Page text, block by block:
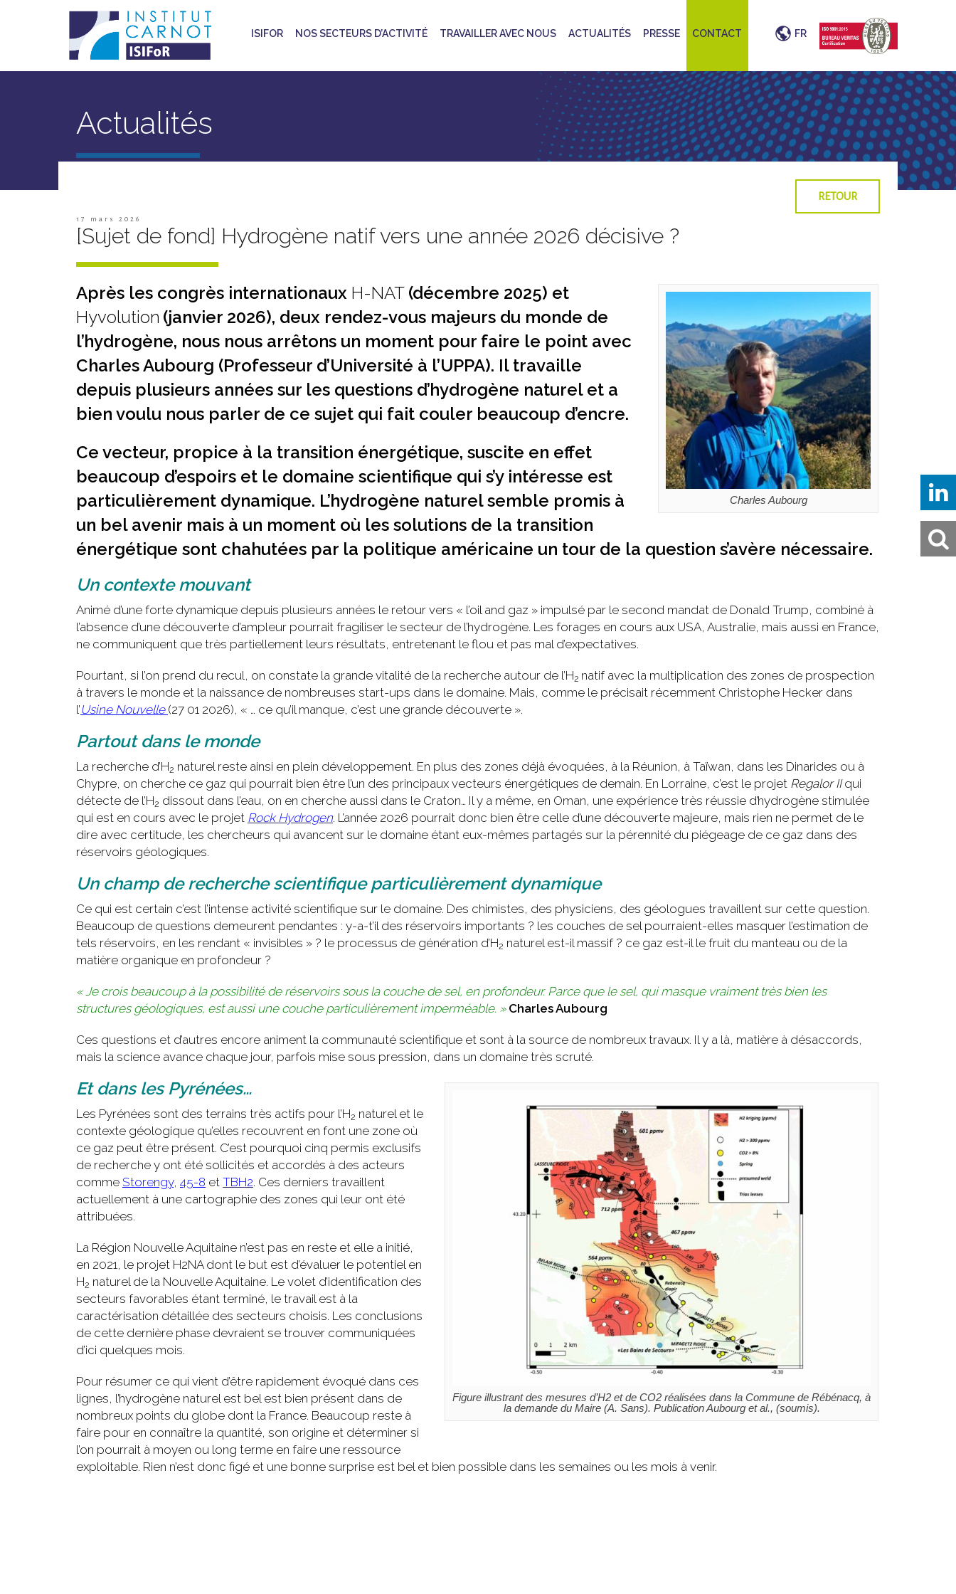
ISIFOR NOS SECTEURS D’ACTIVITÉ TRAVAILLER AVEC NOUS ACTUALITÉS PRESSE CONTACT FR
Actualités
RETOUR
17 mars 2026
[Sujet de fond] Hydrogène natif vers une année 2026 décisive ?
Charles Aubourg
Après les congrès internationaux H-NAT (décembre 2025) et
Hyvolution (janvier 2026), deux rendez-vous majeurs du monde de
l’hydrogène, nous nous arrêtons un moment pour faire le point avec
Charles Aubourg (Professeur d’Université à l’UPPA). Il travaille
depuis plusieurs années sur les questions d’hydrogène naturel et a
bien voulu nous parler de ce sujet qui fait couler beaucoup d’encre.
Ce vecteur, propice à la transition énergétique, suscite en effet
beaucoup d’espoirs et le domaine scientifique qui s’y intéresse est
particulièrement dynamique. L’hydrogène naturel semble promis à
un bel avenir mais à un moment où les solutions de la transition
énergétique sont chahutées par la politique américaine un tour de la question s’avère nécessaire.
Un contexte mouvant
Animé d’une forte dynamique depuis plusieurs années le retour vers « l’oil and gaz » impulsé par le second mandat de Donald Trump, combiné à
l’absence d’une découverte d’ampleur pourrait fragiliser le secteur de l’hydrogène. Les forages en cours aux USA, Australie, mais aussi en France,
ne communiquent que très partiellement leurs résultats, entretenant le flou et pas mal d’expectatives.
Pourtant, si l’on prend du recul, on constate la grande vitalité de la recherche autour de l’H2 natif avec la multiplication des zones de prospection
à travers le monde et la naissance de nombreuses start-ups dans le domaine. Mais, comme le précisait récemment Christophe Hecker dans
l’Usine Nouvelle (27 01 2026), « … ce qu’il manque, c’est une grande découverte ».
Partout dans le monde
La recherche d’H2 naturel reste ainsi en plein développement. En plus des zones déjà évoquées, à la Réunion, à Taïwan, dans les Dinarides ou à
Chypre, on cherche ce gaz qui pourrait bien être l’un des principaux vecteurs énergétiques de demain. En Lorraine, c’est le projet Regalor IIqui
détecte de l’H2 dissout dans l’eau, on en cherche aussi dans le Craton… Il y a même, en Oman, une expérience très réussie d’hydrogène stimulée
qui est en cours avec le projet Rock Hydrogen. L’année 2026 pourrait donc bien être celle d’une découverte majeure, mais rien ne permet de le
dire avec certitude, les chercheurs qui avancent sur le domaine étant eux-mêmes partagés sur la pérennité du piégeage de ce gaz dans des
réservoirs géologiques.
Un champ de recherche scientifique particulièrement dynamique
Ce qui est certain c’est l’intense activité scientifique sur le domaine. Des chimistes, des physiciens, des géologues travaillent sur cette question.
Beaucoup de questions demeurent pendantes : y-a-t’il des réservoirs importants ? les couches de sel pourraient-elles masquer l’estimation de
tels réservoirs, en les rendant « invisibles » ? le processus de génération d’H2 naturel est-il massif ? ce gaz est-il le fruit du manteau ou de la
matière organique en profondeur ?
« Je crois beaucoup à la possibilité de réservoirs sous la couche de sel, en profondeur. Parce que le sel, qui masque vraiment très bien les
structures géologiques, est aussi une couche particulièrement imperméable. » Charles Aubourg
Ces questions et d’autres encore animent la communauté scientifique et sont à la source de nombreux travaux. Il y a là, matière à désaccords,
mais la science avance chaque jour, parfois mise sous pression, dans un domaine très scruté.
Figure illustrant des mesures d’H2 et de CO2 réalisées dans la Commune de Rébénacq, à
la demande du Maire (A. Sans). Publication Aubourg et al., (soumis).
Et dans les Pyrénées…
Les Pyrénées sont des terrains très actifs pour l’H2 naturel et le
contexte géologique qu’elles recouvrent en font une zone où
ce gaz peut être présent. C’est pourquoi cinq permis exclusifs
de recherche y ont été sollicités et accordés à des acteurs
comme Storengy, 45-8 et TBH2. Ces derniers travaillent
actuellement à une cartographie des zones qui leur ont été
attribuées.
La Région Nouvelle Aquitaine n’est pas en reste et elle a initié,
en 2021, le projet H2NA dont le but est d’évaluer le potentiel en
H2 naturel de la Nouvelle Aquitaine. Le volet d’identification des
secteurs favorables étant terminé, le travail est à la
caractérisation détaillée des secteurs choisis. Les conclusions
de cette dernière phase devraient se trouver communiquées
d’ici quelques mois.
Pour résumer ce qui vient d’être rapidement évoqué dans ces
lignes, l’hydrogène naturel est bel est bien présent dans de
nombreux points du globe dont la France. Beaucoup reste à
faire pour en connaître la quantité, son origine et déterminer si
l’on pourrait à moyen ou long terme en faire une ressource
exploitable. Rien n’est donc figé et une bonne surprise est bel et bien possible dans les semaines ou les mois à venir.